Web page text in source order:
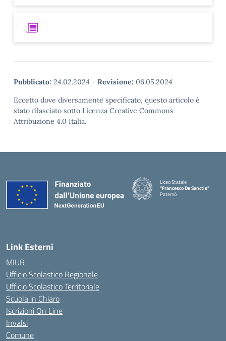
Pubblicato: 24.02.2024 - Revisione: 06.05.2024
Eccetto dove diversamente specificato, questo articolo è
stato rilasciato sotto Licenza Creative Commons
Attribuzione 4.0 Italia.
Liceo Statale
"Francesco De Sanctis"
Paternò
Link Esterni
MIUR
Ufficio Scolastico Regionale
Ufficio Scolastico Territoriale
Scuola in Chiaro
Iscrizioni On Line
Invalsi
Comune